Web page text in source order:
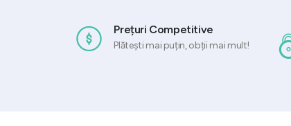
Prețuri Competitive
Plătești mai puțin, obții mai mult!